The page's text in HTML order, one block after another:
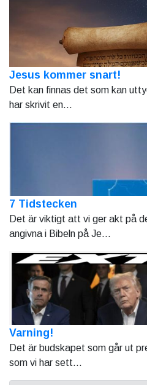
Jesus kommer snart!
Det kan finnas det som kan
har skrivit en...
7 Tidstecken
Det är viktigt att vi ger akt på
angivna i Bibeln på Je...
Varning!
Det är budskapet som går ut
som vi har sett...